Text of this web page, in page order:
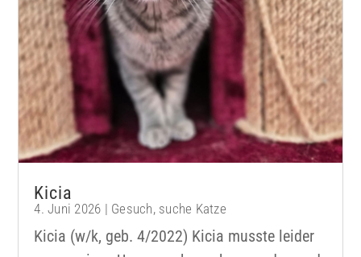
Kicia
4. Juni 2026 | Gesuch, suche Katze
Kicia (w/k, geb. 4/2022) Kicia musste leider